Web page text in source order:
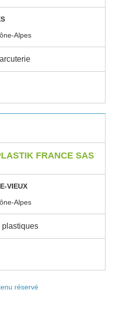
Alpes
FRANCE SAS
VIEUX
Alpes
plastiques
réservé